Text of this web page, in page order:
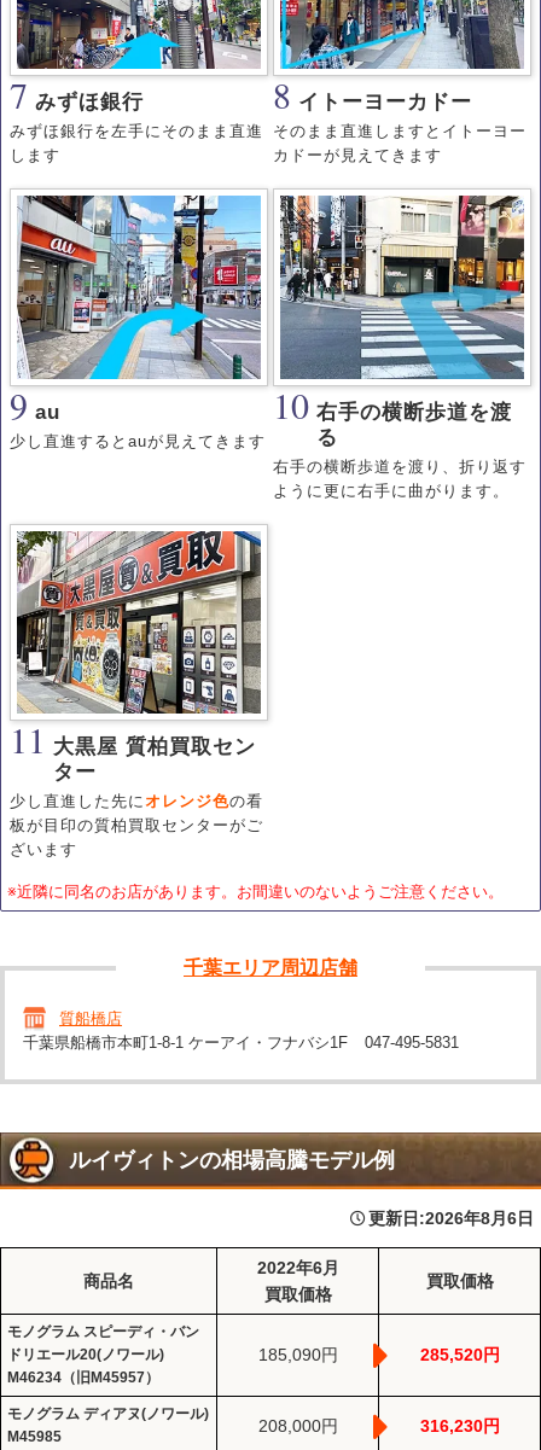
7 みずほ銀行
みずほ銀行を左手にそのまま直進
します
8 イトーヨーカドー
そのまま直進しますとイトーヨー
カドーが見えてきます
9 au
少し直進するとauが見えてきます
10 右手の横断歩道を渡
る
右手の横断歩道を渡り、折り返す
ように更に右手に曲がります。
11 大黒屋 質柏買取セン
ター
少し直進した先にオレンジ色の看
板が目印の質柏買取センターがご
ざいます
※近隣に同名のお店があります。お間違いのないようご注意ください。
千葉エリア周辺店舗
質船橋店
千葉県船橋市本町1-8-1 ケーアイ・フナバシ1F
047-495-5831
ルイヴィトンの相場高騰モデル例
更新日:2026年8月6日
商品名
2022年6月
買取価格
買取価格
モノグラム スピーディ・バン
ドリエール20(ノワール)
M46234（旧M45957）
185,090円 285,520円
モノグラム ディアヌ(ノワール)
M45985
208,000円 316,230円